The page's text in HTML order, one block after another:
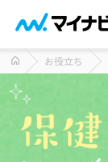
お役立ち